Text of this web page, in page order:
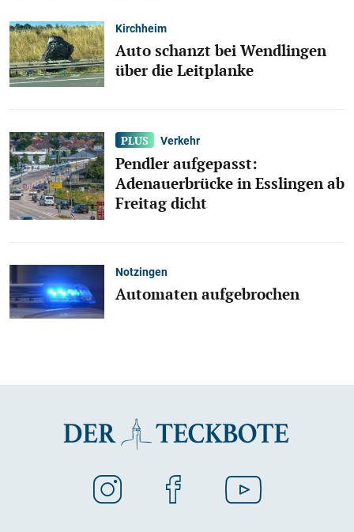
Kirchheim
Auto schanzt bei Wendlingen
über die Leitplanke
Verkehr
Pendler aufgepasst:
Adenauerbrücke in Esslingen ab
Freitag dicht
Notzingen
Automaten aufgebrochen